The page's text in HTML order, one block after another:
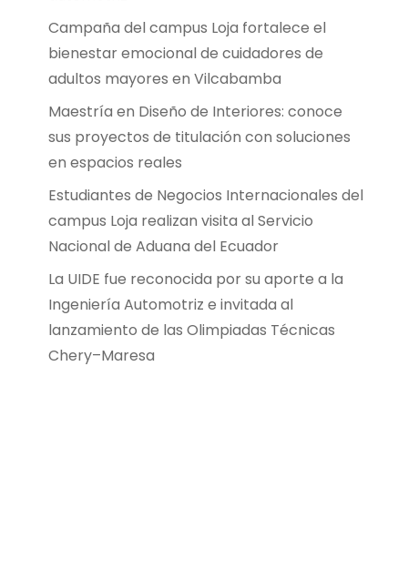
Campaña del campus Loja fortalece el
bienestar emocional de cuidadores de
adultos mayores en Vilcabamba
Maestría en Diseño de Interiores: conoce
sus proyectos de titulación con soluciones
en espacios reales
Estudiantes de Negocios Internacionales del
campus Loja realizan visita al Servicio
Nacional de Aduana del Ecuador
La UIDE fue reconocida por su aporte a la
Ingeniería Automotriz e invitada al
lanzamiento de las Olimpiadas Técnicas
Chery–Maresa